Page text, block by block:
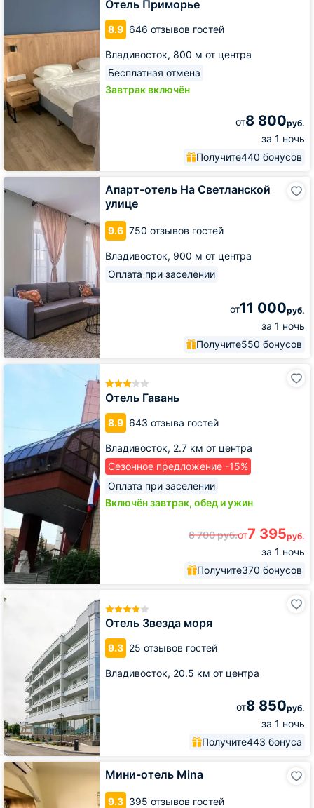
Отель Приморье
8.9 646 отзывов гостей
Владивосток, 800 м от центра
Бесплатная отмена
Завтрак включён
от8 800руб.
за 1 ночь
Получите440 бонусов
Апарт-отель На Светланской
улице
9.6 750 отзывов гостей
Владивосток, 900 м от центра
Оплата при заселении
от11 000руб.
за 1 ночь
Получите550 бонусов
Апарт-
отель
Светланской
Отель Гавань
8.9 643 отзыва гостей
Владивосток, 2.7 км от центра
Сезонное предложение -15%
Оплата при заселении
Включён завтрак, обед и ужин
8 700руб.от7 395руб.
за 1 ночь
Получите370 бонусов
Отель
Отель Звезда моря
9.3 25 отзывов гостей
Владивосток, 20.5 км от центра
от8 850руб.
за 1 ночь
Получите443 бонуса
Отель
Мини-отель Mina
9.3 395 отзывов гостей
Мини-
отель
Mina